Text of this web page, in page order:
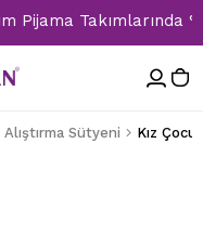
Alıştırma Sütyeni Kız